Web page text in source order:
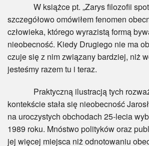
BlogAiD
Zaproszenia
W książce pt. „Zarys filozofii
szczegółowo omówiłem fenomen
człowieka, którego wyrazistą formą
nieobecność. Kiedy Drugiego nie ma
czuje się z nim związany bardziej, niż
jesteśmy razem tu i teraz.
Praktyczną ilustracją tych
kontekście stała się nieobecność
na uroczystych obchodach 25-lecia
1989 roku. Mnóstwo polityków oraz
jej więcej miejsca niż odnotowaniu